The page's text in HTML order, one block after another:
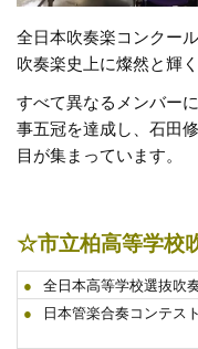
全日本吹奏楽コンクー
吹奏楽史上に燦然と輝
すべて異なるメンバー
事五冠を達成し、石田
目が集まっています。
☆市立柏高等学校
● 全日本高等学校選抜吹
●
日本管楽合奏コンテス